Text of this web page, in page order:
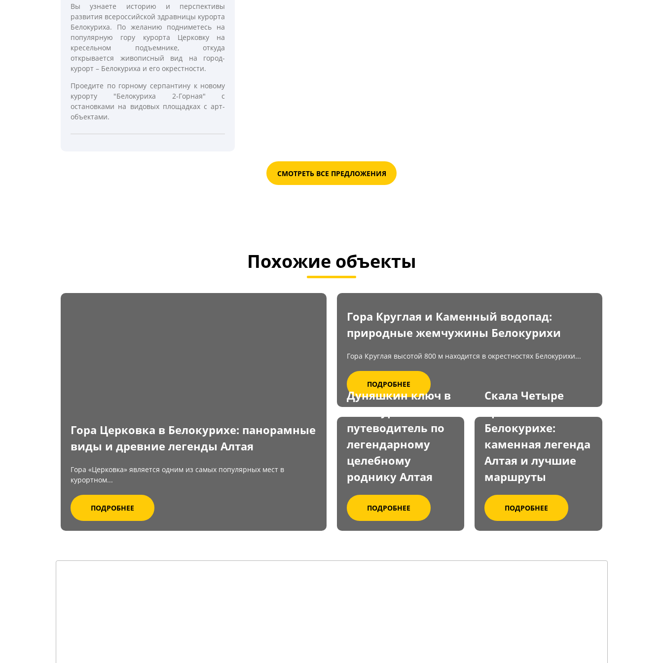
Вы узнаете историю и перспективы
развития всероссийской здравницы курорта
Белокуриха. По желанию подниметесь на
популярную гору курорта Церковку на
кресельном подъемнике, откуда
открывается живописный вид на город-
курорт – Белокуриха и его окрестности.
Проедите по горному серпантину к новому
курорту "Белокуриха 2-Горная" с
остановками на видовых площадках с арт-
объектами.
СМОТРЕТЬ ВСЕ ПРЕДЛОЖЕНИЯ
Похожие объекты
Гора Церковка в Белокурихе: панорамные
виды и древние легенды Алтая
Гора «Церковка» является одним из самых популярных мест в
курортном...
ПОДРОБНЕЕ
Гора Круглая и Каменный водопад:
природные жемчужины Белокурихи
Гора Круглая высотой 800 м находится в окрестностях Белокурихи...
ПОДРОБНЕЕ
Дуняшкин ключ в
Белокурихе:
путеводитель по
легендарному
целебному
роднику Алтая
ПОДРОБНЕЕ
Скала Четыре
Брата в
Белокурихе:
каменная легенда
Алтая и лучшие
маршруты
ПОДРОБНЕЕ